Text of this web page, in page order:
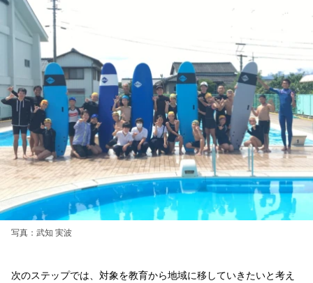
写真：武知 実波
次のステップでは、対象を教育から地域に移していきたいと考え